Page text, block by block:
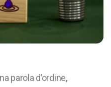
parola d’ordine,